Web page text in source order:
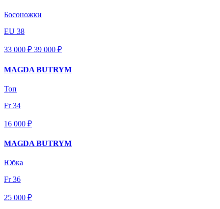
Босоножки
EU 38
33 000 ₽ 39 000 ₽
MAGDA BUTRYM
Топ
Fr 34
16 000 ₽
MAGDA BUTRYM
Юбка
Fr 36
25 000 ₽